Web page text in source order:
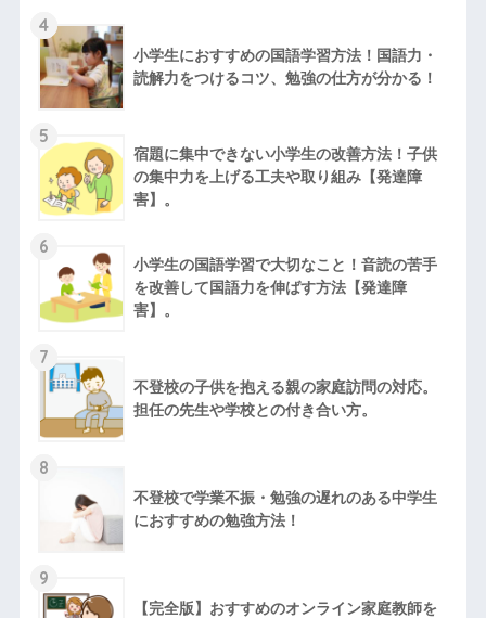
4
小学生におすすめの国語学習方法！国語力・
読解力をつけるコツ、勉強の仕方が分かる！
5
宿題に集中できない小学生の改善方法！子供
の集中力を上げる工夫や取り組み【発達障
害】。
6
小学生の国語学習で大切なこと！音読の苦手
を改善して国語力を伸ばす方法【発達障
害】。
7
不登校の子供を抱える親の家庭訪問の対応。
担任の先生や学校との付き合い方。
8
不登校で学業不振・勉強の遅れのある中学生
におすすめの勉強方法！
9
【完全版】おすすめのオンライン家庭教師を